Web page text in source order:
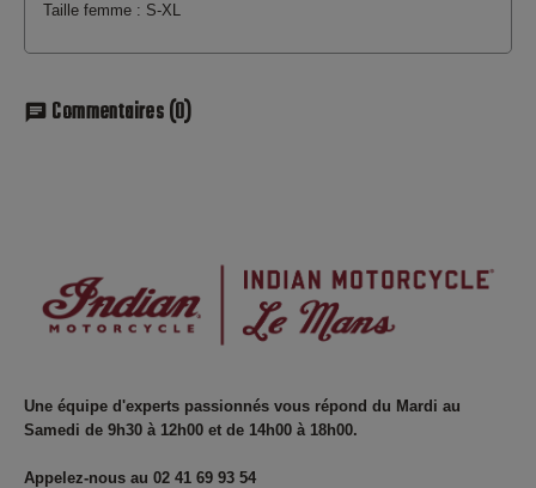
Taille femme : S-XL
chat Commentaires(0)
Une équipe d'experts passionnés vous répond du Mardi au
Samedi de 9h30 à 12h00 et de 14h00 à 18h00.
Appelez-nous au 02 41 69 93 54